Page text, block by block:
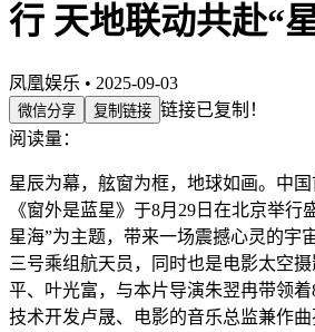
行 天地联动共赴“
凤凰娱乐 • 2025-09-03
微信分享 复制链接 链接已复制！
阅读量：
星辰为幕，舷窗为框，地球如画。中
《窗外是蓝星》于8月29日在北京举行
星海”为主题，带来一场震撼心灵的宇
三号乘组航天员，同时也是电影太空
平、叶光富，与本片导演朱翌冉带领
技术开发卢晟、电影的音乐总监兼作曲